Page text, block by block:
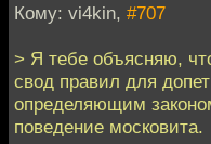
Кому: vi4kin, #707
> Я тебе объясняю,
свод правил для
определяющим
поведение московита.